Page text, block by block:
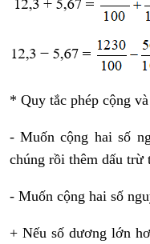
* Quy tắc phép cộng
- Muốn cộng hai số
chúng rồi thêm dấu trừ
- Muốn cộng hai số
+ Nếu số dương lớn